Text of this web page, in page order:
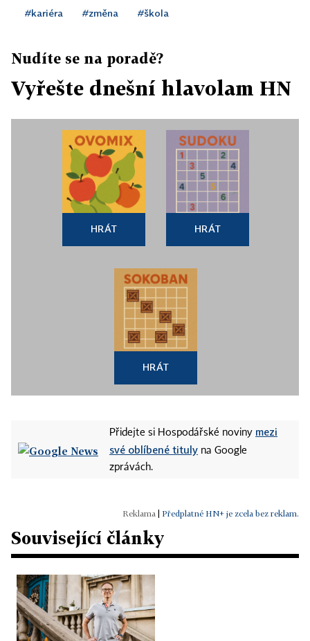
#kariéra #změna #škola
Nudíte se na poradě?
Vyřešte dnešní hlavolam HN
HRÁT HRÁT
HRÁT
Přidejte si Hospodářské noviny mezi
své oblíbené tituly na Google
zprávách.
Předplatné HN+ je zcela bez reklam.
Související články